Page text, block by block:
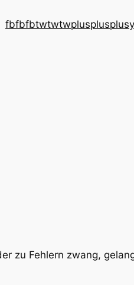
fbfbfbtwtwtwplusplusplus
zu Fehlern zwang,